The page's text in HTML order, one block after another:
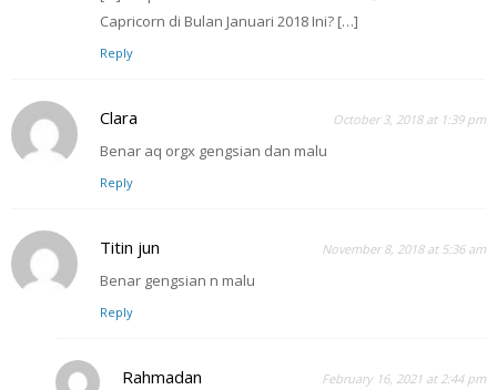
Capricorn di Bulan Januari 2018 Ini? […]
Reply
Clara October 3, 2018 at 1:39 pm
Benar aq orgx gengsian dan malu
Reply
Titin jun November 8, 2018 at 5:36 am
Benar gengsian n malu
Reply
Rahmadan February 16, 2021 at 2:44 pm